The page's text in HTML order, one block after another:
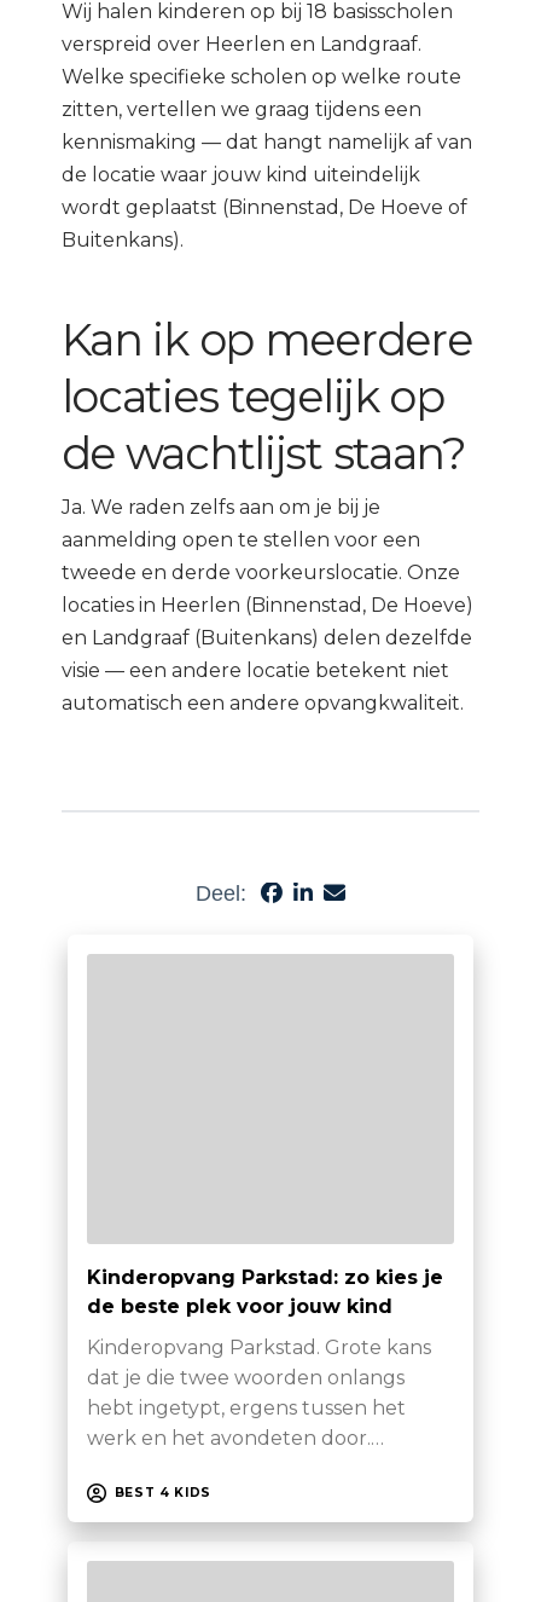
Wij halen kinderen op bij 18 basisscholen
verspreid over Heerlen en Landgraaf.
Welke specifieke scholen op welke route
zitten, vertellen we graag tijdens een
kennismaking — dat hangt namelijk af van
de locatie waar jouw kind uiteindelijk
wordt geplaatst (Binnenstad, De Hoeve of
Buitenkans).
Kan ik op meerdere
locaties tegelijk op
de wachtlijst staan?
Ja. We raden zelfs aan om je bij je
aanmelding open te stellen voor een
tweede en derde voorkeurslocatie. Onze
locaties in Heerlen (Binnenstad, De Hoeve)
en Landgraaf (Buitenkans) delen dezelfde
visie — een andere locatie betekent niet
automatisch een andere opvangkwaliteit.
Deel:
Kinderopvang Parkstad: zo kies je
de beste plek voor jouw kind
Kinderopvang Parkstad. Grote kans
dat je die twee woorden onlangs
hebt ingetypt, ergens tussen het
werk en het avondeten door.…
BEST 4 KIDS